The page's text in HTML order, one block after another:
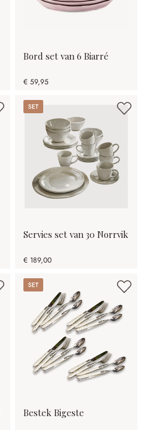
Bord set van 6 Biarré
€ 59,95
Set
Servies set van 30 Norrvik
€ 189,00
Set
Bestek Bigeste